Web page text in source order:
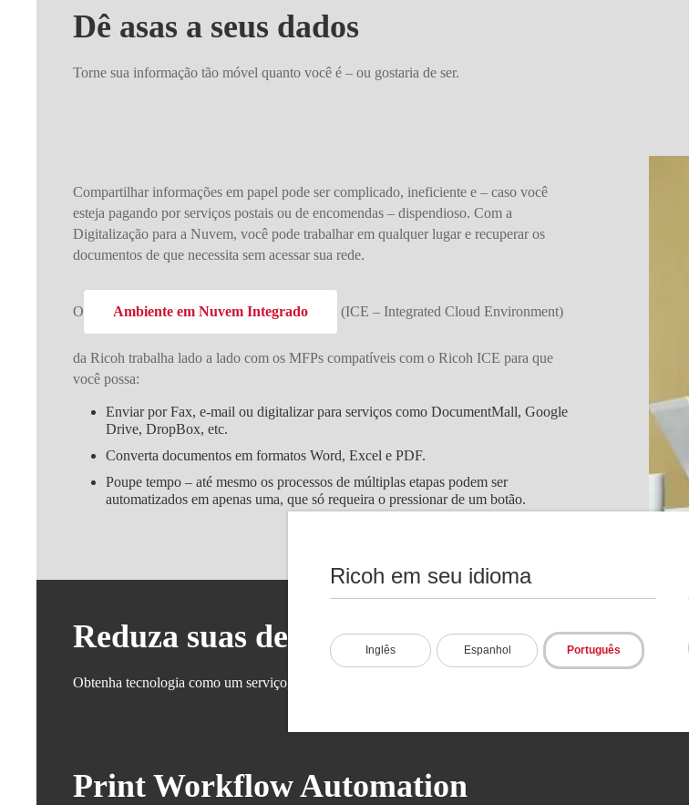
Ricoh em seu idioma
Inglês Espanhol Português
Dê asas a seus dados
Torne sua informação tão móvel quanto você é – ou gostaria de ser.
Compartilhar informações em papel pode ser complicado, ineficiente e – caso você
esteja pagando por serviços postais ou de encomendas – dispendioso. Com a
Digitalização para a Nuvem, você pode trabalhar em qualquer lugar e recuperar os
documentos de que necessita sem acessar sua rede.
O Ambiente em Nuvem Integrado (ICE – Integrated Cloud Environment)
da Ricoh trabalha lado a lado com os MFPs compatíveis com o Ricoh ICE para que
você possa:
Enviar por Fax, e-mail ou digitalizar para serviços como DocumentMall, Google
Drive, DropBox, etc.
Converta documentos em formatos Word, Excel e PDF.
Poupe tempo – até mesmo os processos de múltiplas etapas podem ser
automatizados em apenas uma, que só requeira o pressionar de um botão.
Reduza suas despesas de capital
Obtenha tecnologia como um serviço, por uma taxa de assinatura acessível e previsível.
Print Workflow Automation